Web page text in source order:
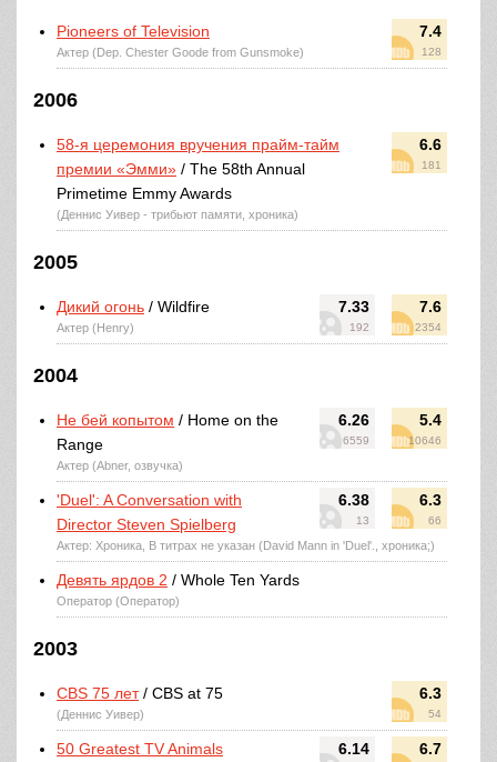
7.4
128
Pioneers of Television
Актер (Dep. Chester Goode from Gunsmoke)
2006
6.6
181
58-я церемония вручения прайм-тайм
премии «Эмми» / The 58th Annual
Primetime Emmy Awards
(Деннис Уивер - трибьют памяти, хроника)
2005
7.33
192
7.6
2354
Дикий огонь / Wildfire
Актер (Henry)
2004
6.26
6559
5.4
10646
Не бей копытом / Home on the
Range
Актер (Abner, озвучка)
6.38
13
6.3
66
'Duel': A Conversation with
Director Steven Spielberg
Актер: Хроника, В титрах не указан (David Mann in 'Duel'., хроника;)
Девять ярдов 2 / Whole Ten Yards
Оператор (Оператор)
2003
6.3
54
CBS 75 лет/ CBS at 75
(Деннис Уивер)
6.14 6.7
50 Greatest TV Animals